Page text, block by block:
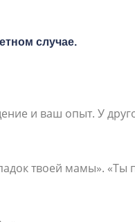
случае.
и ваш опыт. У
твоей мамы». «Ты